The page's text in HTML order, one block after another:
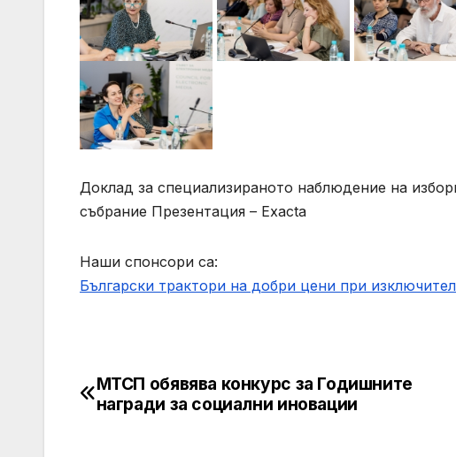
Доклад за специализираното наблюдение на
събрание Презентация – Exacta
Наши спонсори са:
Български трактори на добри цени при
Post
МТСП обявява конкурс за Годишните
награди за социални иновации